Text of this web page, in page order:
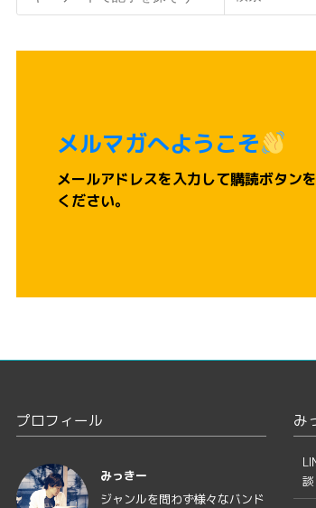
メルマガへようこそ
メールアドレスを入力して購読ボタン
ください。
プロフィール
みっきー
ジャンルを問わず様々なバンド
み